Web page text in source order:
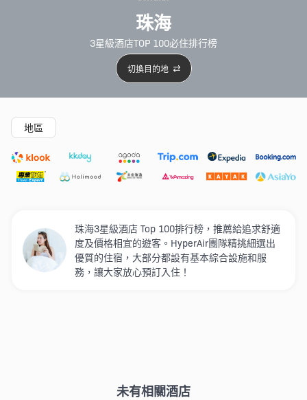
珠海
3星級酒店TOP 100必住排行榜
切換目的地
精選酒店
地區
珠海3星級酒店 Top 100排行榜，推薦給追求舒適
度及價格相宜的遊客。HyperAir團隊精挑細選出
優質的住宿，大部分都設有基本綜合設施和服
務，讓大家放心預訂入住！
未有相關酒店